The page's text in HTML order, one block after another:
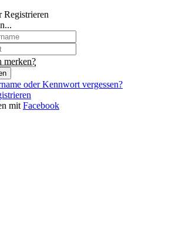
Registrieren
merken?
oder Kennwort vergessen?
mit Facebook